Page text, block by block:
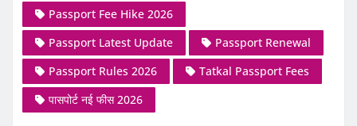
Passport Fee Hike 2026
Passport Latest Update
Passport Renewal
Passport Rules 2026
Tatkal Passport Fees
पासपोर्ट नई फीस 2026